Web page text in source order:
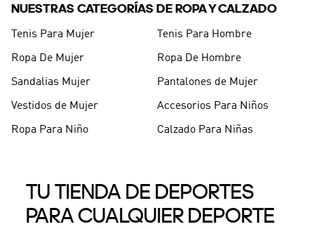
NUESTRAS CATEGORÍAS DE ROPA Y CALZADO
Tenis Para Mujer Tenis Para Hombre
Ropa De Mujer Ropa De Hombre
Sandalias Mujer Pantalones de Mujer
Vestidos de Mujer Accesorios Para Niños
Ropa Para Niño Calzado Para Niñas
TU TIENDA DE DEPORTES
PARA CUALQUIER DEPORTE